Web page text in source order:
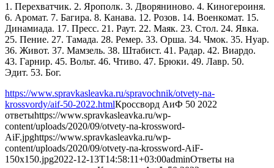
1. Перехватчик. 2. Ярополк. 3. Дворяниново. 4. Киногероиня.
6. Аромат. 7. Багира. 8. Канава. 12. Розов. 14. Военкомат. 15.
Динамиада. 17. Пресс. 21. Раут. 22. Маяк. 23. Стол. 24. Явка.
25. Пение. 27. Тамада. 28. Ремер. 33. Орша. 34. Чмок. 35. Нуар.
36. Живот. 37. Мамзель. 38. Штабист. 41. Радар. 42. Виардо.
43. Гарнир. 45. Вольт. 46. Чтиво. 47. Брюки. 49. Лавр. 50.
Эдит. 53. Бог.
https://www.spravkasleavka.ru/spravochnik/otvety-na-
krossvordy/aif-50-2022.htmlКроссворд АиФ 50 2022
ответыhttps://www.spravkasleavka.ru/wp-
content/uploads/2020/09/otvety-na-krossword-
AiF.jpghttps://www.spravkasleavka.ru/wp-
content/uploads/2020/09/otvety-na-krossword-AiF-
150x150.jpg2022-12-13T14:58:11+03:00adminОтветы на